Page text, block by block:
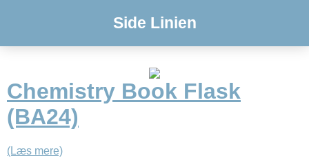
Side Linien
Chemistry Book Flask
(BA24)
(Læs mere)